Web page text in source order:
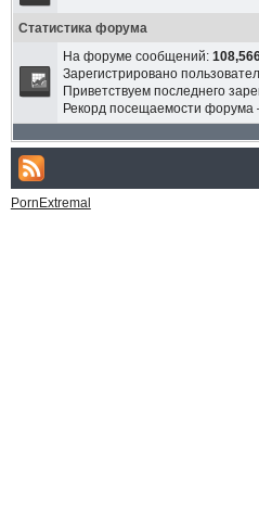
Статистика форума
На форуме сообщений:
Зарегистрировано
Приветствуем последнего
Рекорд посещаемости
PornExtremal